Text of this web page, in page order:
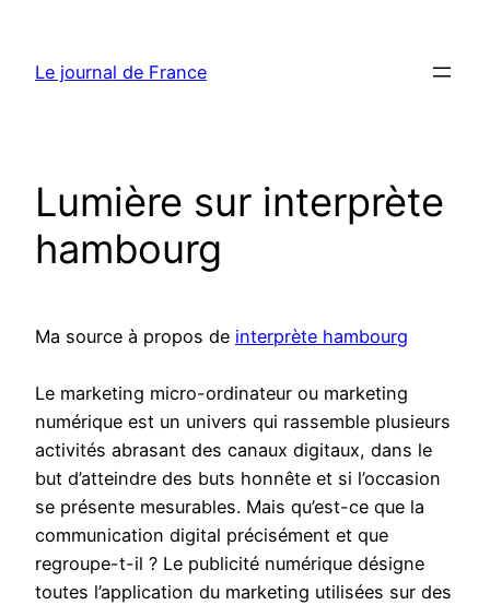
contenu
Le journal de France
Lumière sur interprète
hambourg
Ma source à propos de interprète hambourg
Le marketing micro-ordinateur ou marketing
numérique est un univers qui rassemble plusieurs
activités abrasant des canaux digitaux, dans le
but d’atteindre des buts honnête et si l’occasion
se présente mesurables. Mais qu’est-ce que la
communication digital précisément et que
regroupe-t-il ? Le publicité numérique désigne
toutes l’application du marketing utilisées sur des